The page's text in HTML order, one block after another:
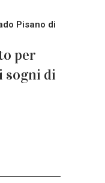
Pisano di
per
sogni di